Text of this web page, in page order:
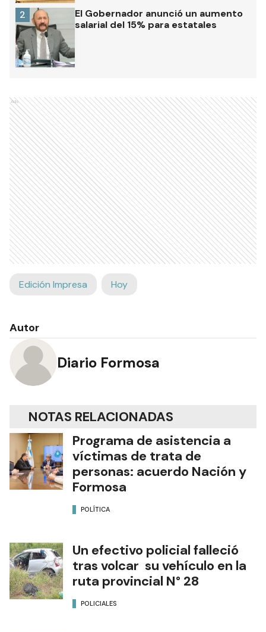
El Gobernador anunció un aumento
salarial del 15% para estatales
2
Ads
Edición Impresa Hoy
Autor
Diario Formosa
NOTAS RELACIONADAS
Programa de asistencia a
víctimas de trata de
personas: acuerdo Nación y
Formosa
POLÍTICA
Un efectivo policial falleció
tras volcar su vehículo en la
ruta provincial N° 28
POLICIALES